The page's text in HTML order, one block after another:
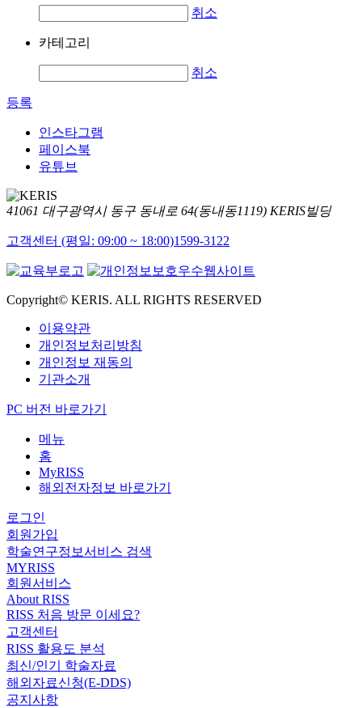
취소
카테고리
취소
등록
인스타그램
페이스북
유튜브
41061 대구광역시 동구 동내로 64(동내동1119) KERIS빌딩
고객센터 (평일: 09:00 ~ 18:00)1599-3122
Copyright© KERIS. ALL RIGHTS RESERVED
이용약관
개인정보처리방침
개인정보 재동의
기관소개
PC 버전 바로가기
메뉴
홈
MyRISS
해외전자정보 바로가기
로그인
회원가입
학술연구정보서비스 검색
MYRISS
회원서비스
About RISS
RISS 처음 방문 이세요?
고객센터
RISS 활용도 분석
최신/인기 학술자료
해외자료신청(E-DDS)
공지사항